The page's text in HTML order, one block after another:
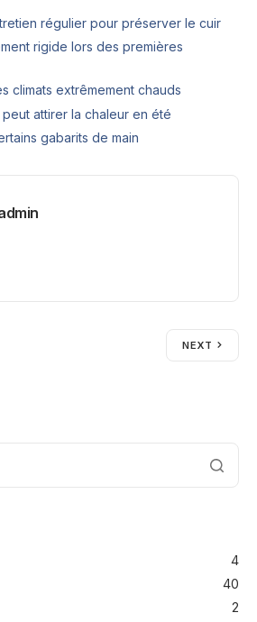
régulier pour préserver le cuir
rigide lors des premières
climats extrêmement chauds
attirer la chaleur en été
gabarits de main
NEXT
4
40
2